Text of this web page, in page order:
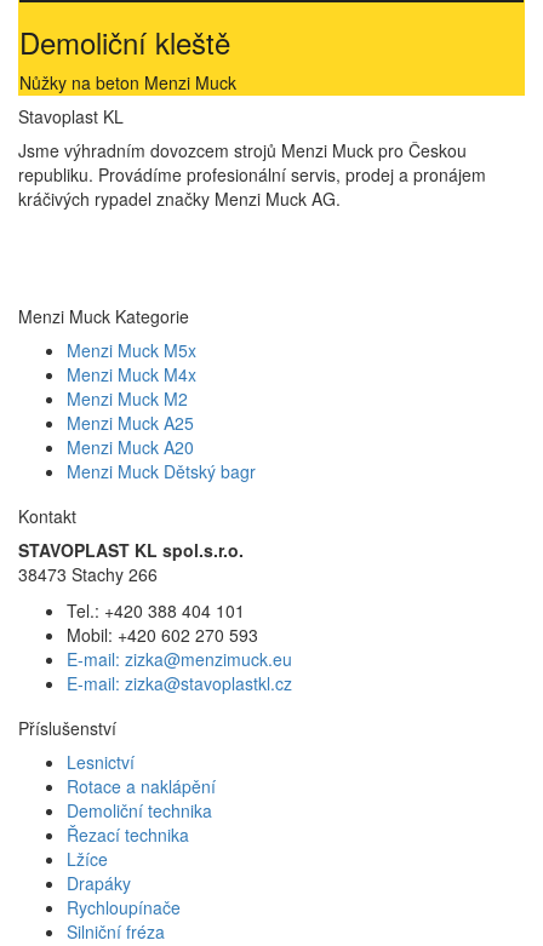
Demoliční kleště
Nůžky na beton Menzi Muck
Stavoplast KL
Jsme výhradním dovozcem strojů Menzi Muck pro Českou
republiku. Provádíme profesionální servis, prodej a pronájem
kráčivých rypadel značky Menzi Muck AG.
Menzi Muck Kategorie
Menzi Muck M5x
Menzi Muck M4x
Menzi Muck M2
Menzi Muck A25
Menzi Muck A20
Menzi Muck Dětský bagr
Kontakt
STAVOPLAST KL spol.s.r.o.
38473 Stachy 266
Tel.: +420 388 404 101
Mobil: +420 602 270 593
E-mail: zizka@menzimuck.eu
E-mail: zizka@stavoplastkl.cz
Příslušenství
Lesnictví
Rotace a naklápění
Demoliční technika
Řezací technika
Lžíce
Drapáky
Rychloupínače
Silniční fréza